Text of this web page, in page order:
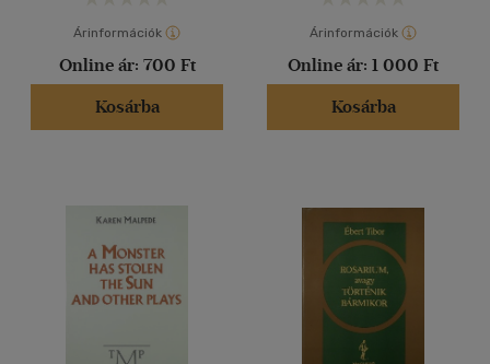
Árinformációk
Online ár: 700 Ft
Kosárba
Árinformációk
Online ár: 1 000 Ft
Kosárba